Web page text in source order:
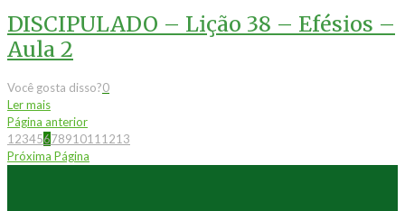
DISCIPULADO – Lição 38 – Efésios –
Aula 2
Você gosta disso?0
Ler mais
Página anterior
1 234567891011 1213
Próxima Página